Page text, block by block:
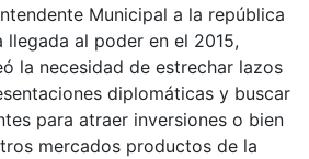
Municipal a la república
llegada al poder en el 2015,
la necesidad de estrechar lazos
diplomáticas y buscar
para atraer inversiones o bien
mercados productos de la